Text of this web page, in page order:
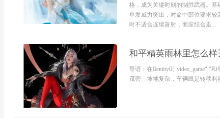
格，成为关键时刻的制胜武器。
单发威力突出，对命中部位要求
时不适合连续盲射，而应结合走...
和平精英雨林里怎么样
导语：在entity["video_game","和
茂密、坡地复杂，车辆既是转移